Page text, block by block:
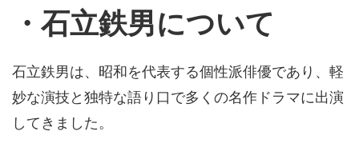
・石立鉄男について
石立鉄男は、昭和を代表する個性派俳優であり、軽
妙な演技と独特な語り口で多くの名作ドラマに出演
してきました。